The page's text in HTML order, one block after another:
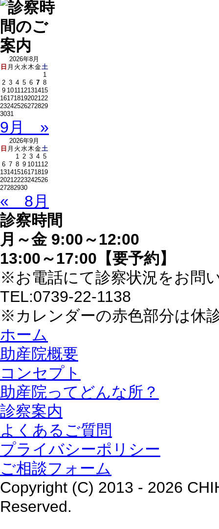
2026年8月
日 月 火 水木金土
1
2 3 4 5 6 7 8
9 101112131415
16171819202122
23242526272829
3031
9月 »
2026年9月
日 月 火 水木金土
1 2 3 4 5
6 7 8 9 101112
13141516171819
20212223242526
27282930
« 8月
診察時間
月～金 9:00～12:00
13:00～17:00【要予約】
※お電話にて診察状況をお問
TEL:0739-22-1138
※カレンダーの赤色部分は休
ホーム
助産院概要
コンセプト
助産院ってどんな所？
診察案内
よくあるご質問
プライバシーポリシー
ご相談フォーム
Copyright (C) 2013 - 2026
Reserved.